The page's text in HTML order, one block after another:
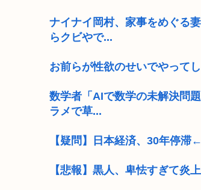
ナイナイ岡村、家事をめぐる
らクビやで...
お前らが性欲のせいでやって
数学者「AIで数学の未解決問
ラメで草...
【疑問】日本経済、30年停
【悲報】黒人、卑怯すぎて炎